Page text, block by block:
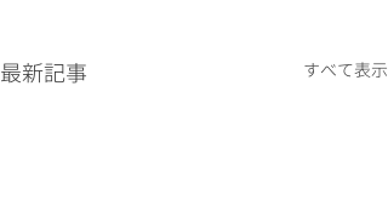
最新記事 すべて表示